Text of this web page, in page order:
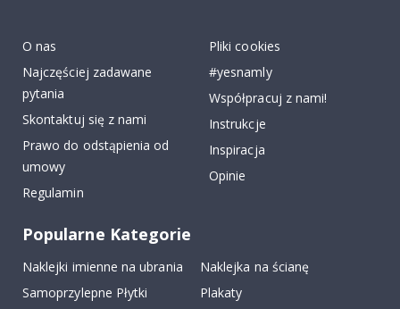
O nas
Najczęściej zadawane
pytania
Skontaktuj się z nami
Prawo do odstąpienia od
umowy
Regulamin
Pliki cookies
#yesnamly
Współpracuj z nami!
Instrukcje
Inspiracja
Opinie
Popularne Kategorie
Naklejki imienne na ubrania
Naklejka na ścianę
Samoprzylepne Płytki
Plakaty